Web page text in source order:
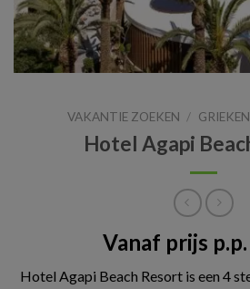
VAKANTIE ZOEKEN /
Hotel Agapi
Vanaf prijs p.p.
Hotel Agapi Beach Resort is een 4